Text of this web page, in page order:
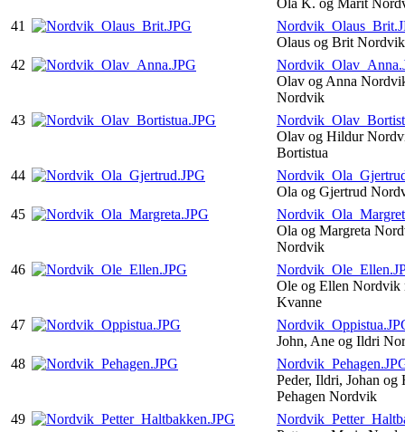
Ola K. og Marit
41
Olaus og Brit
42
Olav og Anna
Nordvik
43
Olav og Hildur
Bortistua
44
Ola og Gjertrud
45
Ola og Margreta
Nordvik
46
Ole og Ellen Nordvik
Kvanne
47
John, Ane og Ildri
48
Peder, Ildri, Johan
Pehagen Nordvik
49